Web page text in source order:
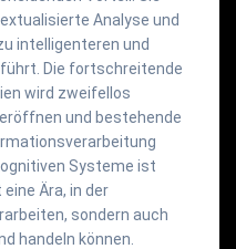
Analyse und
intelligenteren und
Die fortschreitende
wird zweifellos
und bestehende
Systeme ist
Ära, in der
sondern auch
handeln können.